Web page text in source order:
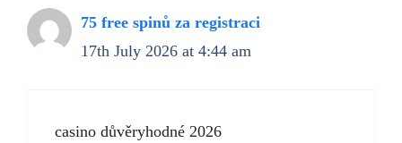
75 free spinů za registraci
17th July 2026 at 4:44 am
casino důvěryhodné 2026